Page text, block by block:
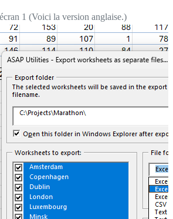
1 (Voici la version anglaise.)